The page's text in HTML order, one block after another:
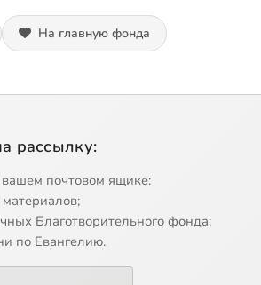
На главную фонда
рассылку:
почтовом ящике:
Благотворительного фонда;
по Евангелию.